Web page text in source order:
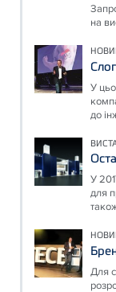
на
У
до
У
для
Для